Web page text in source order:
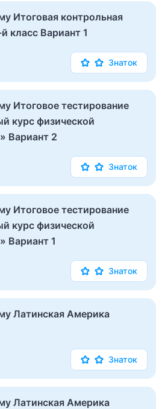
Итоговая контрольная
класс Вариант 1
Знаток
Итоговое тестирование
курс физической
Вариант 2
Знаток
Итоговое тестирование
курс физической
Вариант 1
Знаток
Латинская Америка
Знаток
Латинская Америка